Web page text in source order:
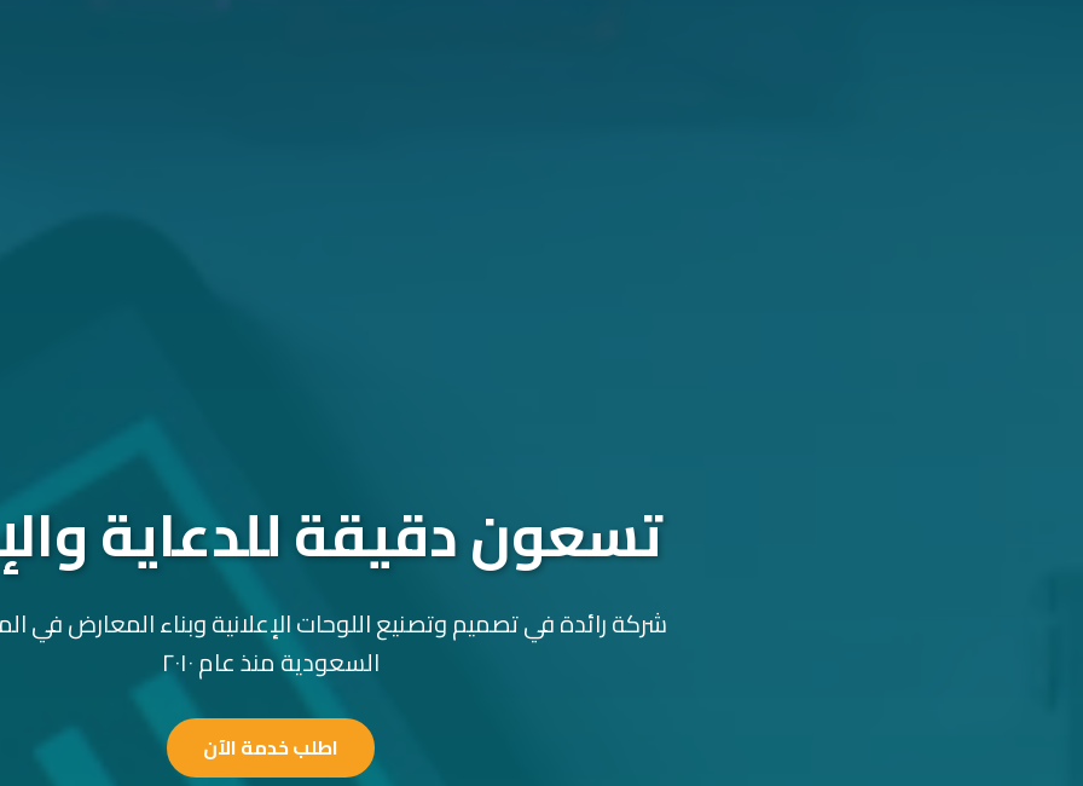
تسعون دقيقة للدعاية
شركة رائدة في تصميم وتصنيع اللوحات الإعلانية وبناء المعارض في
السعودية منذ عام ٢٠١٠
اطلب خدمة الآن